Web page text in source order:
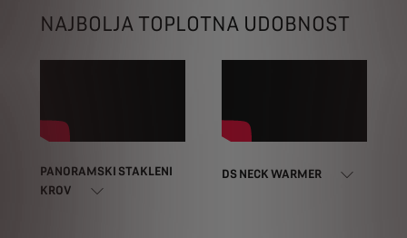
NAJBOLJA TOPLOTNA UDOBNOST
PANORAMSKI STAKLENI
KROV
DS NECK WARMER